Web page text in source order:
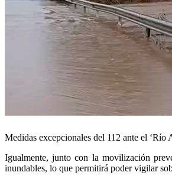
Medidas excepcionales del 112 ante el ‘Río
Igualmente, junto con la movilización
inundables, lo que permitirá poder vigilar